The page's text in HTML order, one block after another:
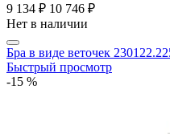
9 134 ₽ 10 746 ₽
Нет в наличии
Бра в виде веточек
Быстрый просмотр
-15 %